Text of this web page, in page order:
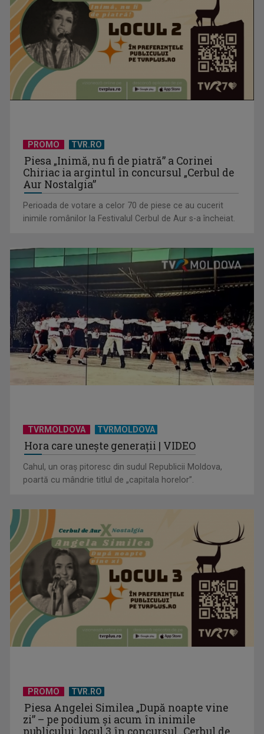
jocului acasă
PROMO TVR.RO
Piesa „Inimă, nu fi de piatră” a Corinei
Chiriac ia argintul în concursul „Cerbul de
Aur Nostalgia”
Perioada de votare a celor 70 de piese ce au cucerit
inimile românilor la Festivalul Cerbul de Aur s-a încheiat.
TVRMOLDOVA TVRMOLDOVA
Hora care unește generații | VIDEO
Cahul, un oraș pitoresc din sudul Republicii Moldova,
poartă cu mândrie titlul de „capitala horelor”.
PROMO TVR.RO
Piesa Angelei Similea „După noapte vine
zi” – pe podium şi acum în inimile
publicului: locul 3 în concursul „Cerbul de